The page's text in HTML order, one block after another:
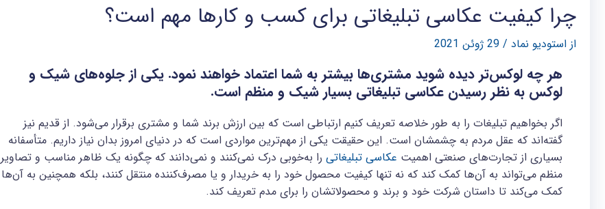
چرا کیفیت عکاسی تبلیغاتی برای کسب و کارها مهم است؟
از استودیو نماد / 29 ژوئن 2021
هر چه لوکس‌تر دیده شوید مشتری‌ها بیشتر به شما اعتماد خواهند نمود. یکی از جلوه‌های شیک و
لوکس به نظر رسیدن عکاسی تبلیغاتی بسیار شیک و منظم است.
اگر بخواهیم تبلیغات را به‌ طور خلاصه تعریف کنیم ارتباطی است که بین ارزش برند شما و مشتری برقرار می‌شود. از قدیم نیز
گفته‌اند که عقل مردم به چشمشان است. این حقیقت یکی از مهم‌ترین مواردی است که در دنیای امروز بدان نیاز داریم. متأسفانه
بسیاری از تجارت‌های صنعتی اهمیت عکاسی تبلیغاتی را به‌خوبی درک نمی‌کنند و نمی‌دانند که چگونه یک ظاهر مناسب و تصاویر
منظم می‌تواند به آن‌ها کمک کند که نه ‌تنها کیفیت محصول خود را به خریدار و یا مصرف‌کننده منتقل کنند، بلکه همچنین به آن‌ها
کمک می‌کند تا داستان شرکت خود و برند و محصولاتشان را برای مدم تعریف کند.